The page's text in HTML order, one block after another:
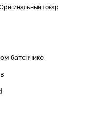
Оригинальный товар
батончике